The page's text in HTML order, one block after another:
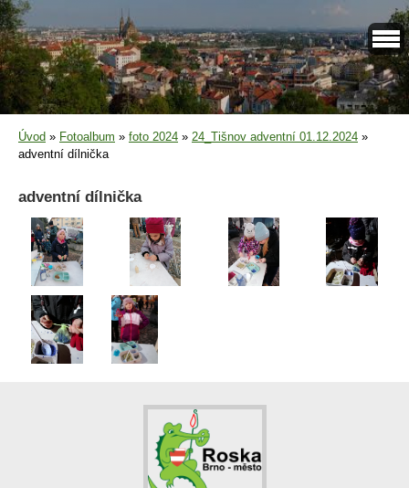
Úvod » Fotoalbum » foto 2024 » 24_Tišnov adventní 01.12.2024 »
adventní dílnička
adventní dílnička